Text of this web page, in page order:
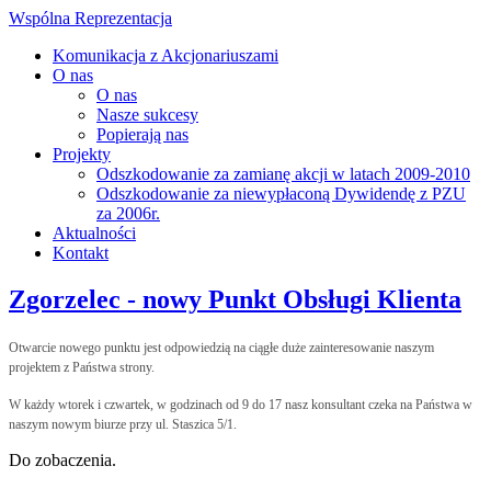
Wspólna Reprezentacja
Komunikacja z Akcjonariuszami
O nas
O nas
Nasze sukcesy
Popierają nas
Projekty
Odszkodowanie za zamianę akcji w latach 2009-2010
Odszkodowanie za niewypłaconą Dywidendę z PZU
za 2006r.
Aktualności
Kontakt
Zgorzelec - nowy Punkt Obsługi Klienta
Otwarcie nowego punktu jest odpowiedzią na ciągłe duże zainteresowanie naszym
projektem z Państwa strony.
W każdy wtorek i czwartek, w godzinach od 9 do 17 nasz konsultant czeka na Państwa w
naszym nowym biurze przy ul. Staszica 5/1.
Do zobaczenia.